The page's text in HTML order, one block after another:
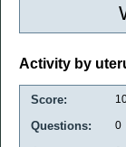
Activity by
Score:
Questions: 0